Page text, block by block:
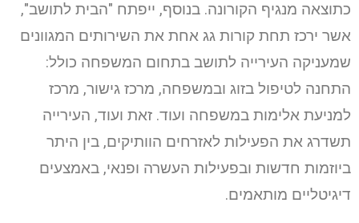
כתוצאה מנגיף הקורונה. בנוסף, ייפתח "הבית לתושב",
אשר ירכז תחת קורות גג אחת את השירותים המגוונים
שמעניקה העירייה לתושב בתחום המשפחה כולל:
התחנה לטיפול בזוג ובמשפחה, מרכז גישור, מרכז
למניעת אלימות במשפחה ועוד. זאת ועוד, העירייה
תשדרג את הפעילות לאזרחים הוותיקים, בין היתר
ביוזמות חדשות ובפעילות העשרה ופנאי, באמצעים
דיגיטליים מותאמים.